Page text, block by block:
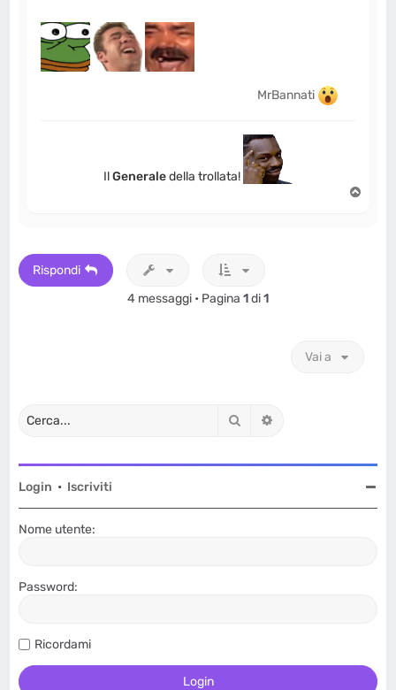
MrBannati
IlGeneraledella trollata!
Rispondi
4 messaggi • Pagina 1di1
Vai a
Cerca
Login • Iscriviti
Nome utente:
Password:
Ricordami